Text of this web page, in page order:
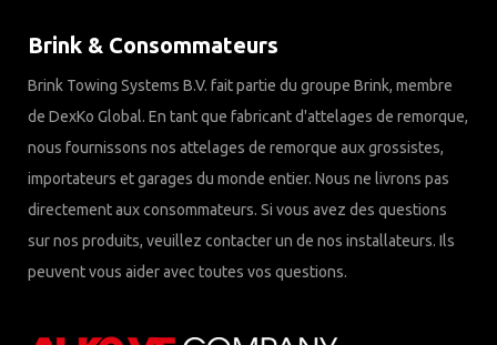
Brink & Consommateurs
Brink Towing Systems B.V. fait partie du groupe Brink, membre
de DexKo Global. En tant que fabricant d'attelages de remorque,
nous fournissons nos attelages de remorque aux grossistes,
importateurs et garages du monde entier. Nous ne livrons pas
directement aux consommateurs. Si vous avez des questions
sur nos produits, veuillez contacter un de nos installateurs. Ils
peuvent vous aider avec toutes vos questions.